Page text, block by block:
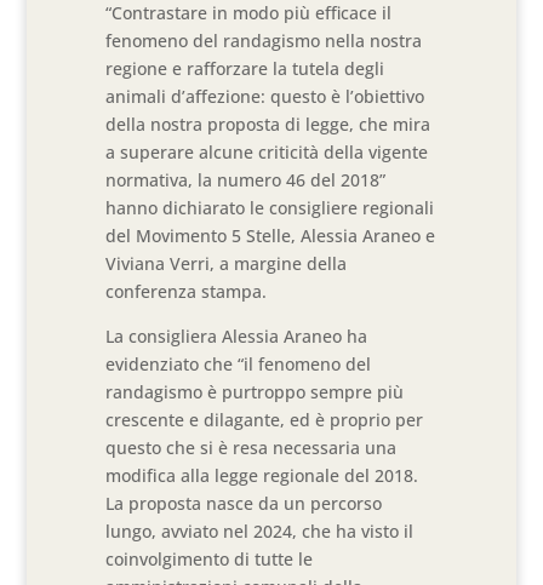
“Contrastare in modo più efficace il
fenomeno del randagismo nella nostra
regione e rafforzare la tutela degli
animali d’affezione: questo è l’obiettivo
della nostra proposta di legge, che mira
a superare alcune criticità della vigente
normativa, la numero 46 del 2018”
hanno dichiarato le consigliere regionali
del Movimento 5 Stelle, Alessia Araneo e
Viviana Verri, a margine della
conferenza stampa.
La consigliera Alessia Araneo ha
evidenziato che “il fenomeno del
randagismo è purtroppo sempre più
crescente e dilagante, ed è proprio per
questo che si è resa necessaria una
modifica alla legge regionale del 2018.
La proposta nasce da un percorso
lungo, avviato nel 2024, che ha visto il
coinvolgimento di tutte le